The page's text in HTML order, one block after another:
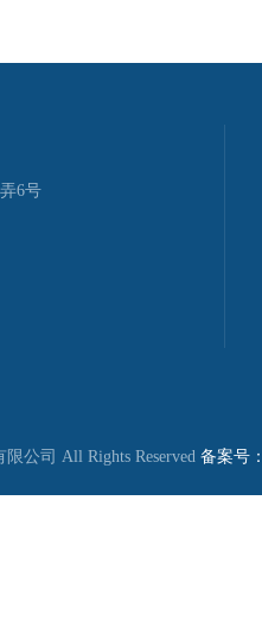
6号
公司 All Rights Reserved 备案号